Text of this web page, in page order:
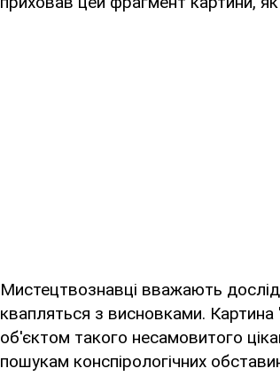
Мистецтвознавці вважають
квапляться з висновками. Картина
об'єктом такого несамовитого
пошукам конспірологічних